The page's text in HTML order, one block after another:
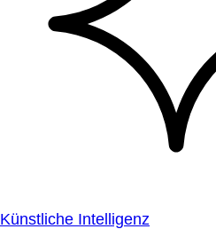
Künstliche Intelligenz